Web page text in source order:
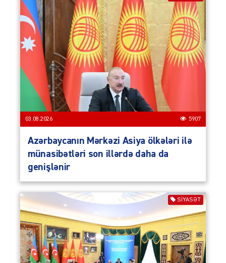
03.08.2026 5907
Azərbaycanın Mərkəzi Asiya ölkələri ilə
münasibətləri son illərdə daha da
genişlənir
SIYASƏT